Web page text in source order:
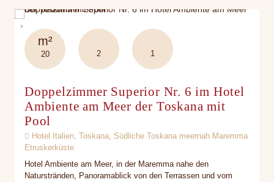
m²
20 2 1
Doppelzimmer Superior Nr. 6 im Hotel
Ambiente am Meer der Toskana mit
Pool
Hotel Italien, Toskana, Südliche Toskana meernah Maremma
Etruskerküste
Hotel Ambiente am Meer, in der Maremma nahe den
Naturstränden, Panoramablick von den Terrassen und vom